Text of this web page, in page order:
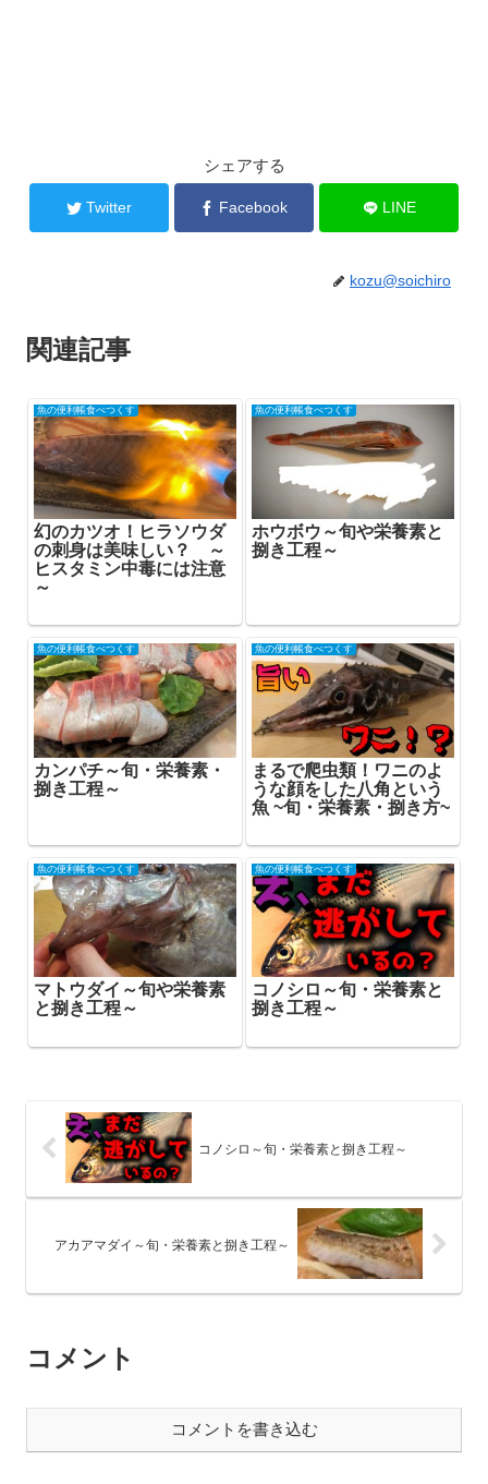
シェアする
Twitter Facebook LINE
kozu@soichiro
関連記事
魚の便利帳食べつくす
幻のカツオ！ヒラソウダ
の刺身は美味しい？ ～
ヒスタミン中毒には注意
～
魚の便利帳食べつくす
ホウボウ～旬や栄養素と
捌き工程～
魚の便利帳食べつくす
カンパチ～旬・栄養素・
捌き工程～
魚の便利帳食べつくす
まるで爬虫類！ワニのよ
うな顔をした八角という
魚 ~旬・栄養素・捌き方~
魚の便利帳食べつくす
マトウダイ～旬や栄養素
と捌き工程～
魚の便利帳食べつくす
コノシロ～旬・栄養素と
捌き工程～
コノシロ～旬・栄養素と捌き工程～
アカアマダイ～旬・栄養素と捌き工程～
コメント
コメントを書き込む